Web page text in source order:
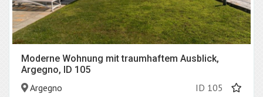
Moderne Wohnung mit traumhaftem Ausblick,
Argegno, ID 105
Argegno
ID 105